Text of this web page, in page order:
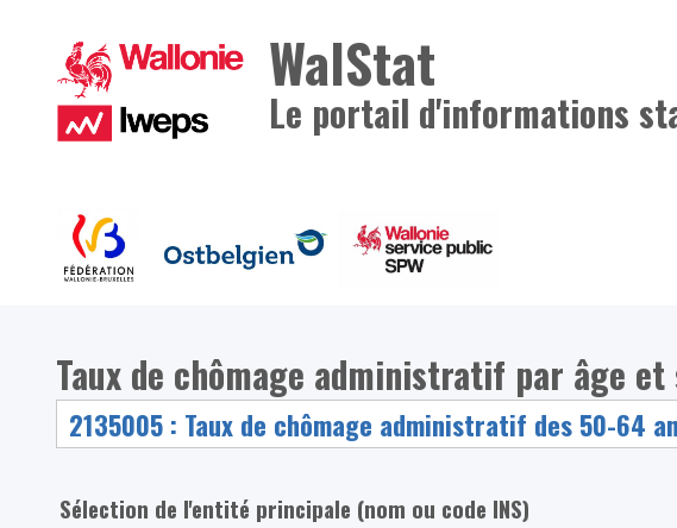
WalStat
Le portail d'informations
Taux de chômage administratif par âge et
Sélection de l'entité principale (nom ou code INS)